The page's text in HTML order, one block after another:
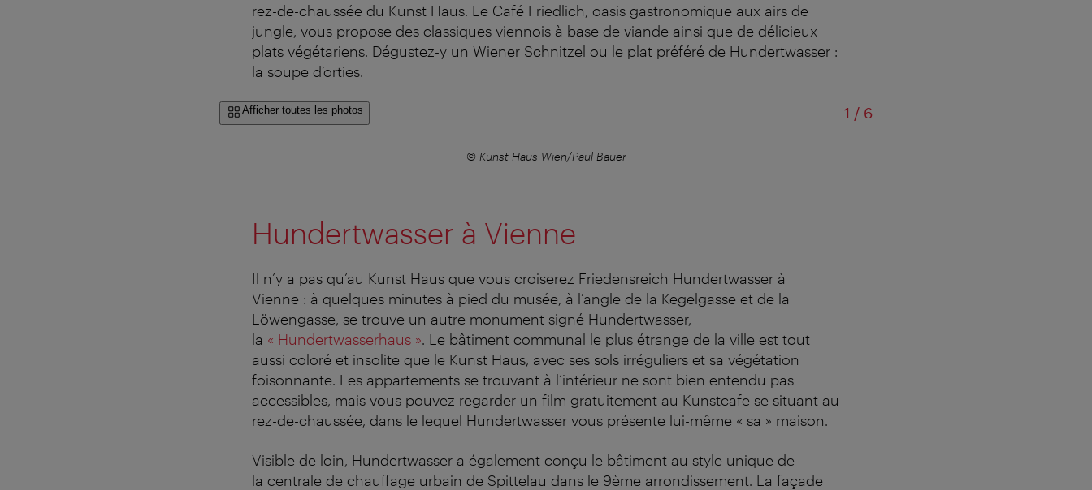
rez-de-chaussée du Kunst Haus. Le Café Friedlich, oasis gastronomique aux airs de
jungle, vous propose des classiques viennois à base de viande ainsi que de délicieux
plats végétariens. Dégustez-y un Wiener Schnitzel ou le plat préféré de Hundertwasser :
la soupe d’orties.
Afficher toutes les photos 1 /sur
6
© Kunst Haus Wien/Paul Bauer
Hundertwasser à Vienne
Il n’y a pas qu’au Kunst Haus que vous croiserez Friedensreich Hundertwasser à
Vienne : à quelques minutes à pied du musée, à l’angle de la Kegelgasse et de la
Löwengasse, se trouve un autre monument signé Hundertwasser,
la « Hundertwasserhaus ». Le bâtiment communal le plus étrange de la ville est tout
aussi coloré et insolite que le Kunst Haus, avec ses sols irréguliers et sa végétation
foisonnante. Les appartements se trouvant à l’intérieur ne sont bien entendu pas
accessibles, mais vous pouvez regarder un film gratuitement au Kunstcafe se situant au
rez-de-chaussée, dans le lequel Hundertwasser vous présente lui-même « sa » maison.
Visible de loin, Hundertwasser a également conçu le bâtiment au style unique de
la centrale de chauffage urbain de Spittelau dans le 9ème arrondissement. La façade